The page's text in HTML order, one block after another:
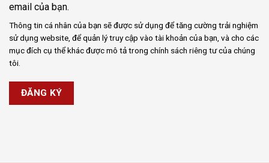
email của bạn.
Thông tin cá nhân của bạn sẽ được sử dụng để tăng cường trải nghiệm
sử dụng website, để quản lý truy cập vào tài khoản của bạn, và cho các
mục đích cụ thể khác được mô tả trong chính sách riêng tưcủa chúng
tôi.
ĐĂNG KÝ